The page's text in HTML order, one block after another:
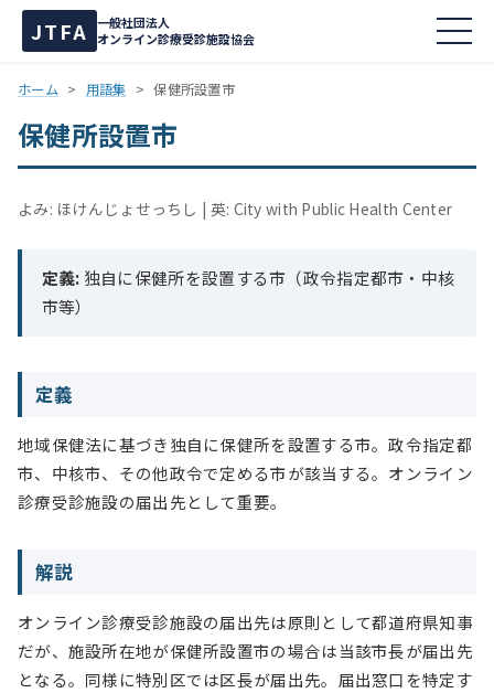
JTFA
一般社団法人
オンライン診療受診施設協会
ホーム > 用語集 > 保健所設置市
保健所設置市
よみ: ほけんじょせっちし 英: City with Public Health Center
定義: 独自に保健所を設置する市（政令指定都市・中核
市等）
定義
地域保健法に基づき独自に保健所を設置する市。政令指定都
市、中核市、その他政令で定める市が該当する。オンライン
診療受診施設の届出先として重要。
解説
オンライン診療受診施設の届出先は原則として都道府県知事
だが、施設所在地が保健所設置市の場合は当該市長が届出先
となる。同様に特別区では区長が届出先。届出窓口を特定す